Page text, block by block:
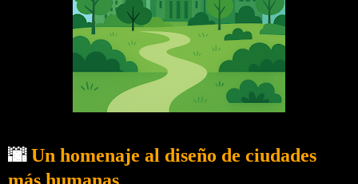
🌆Un homenaje al diseño de ciudades